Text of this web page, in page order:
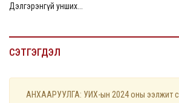
Дэлгэрэнгүй унших...
СЭТГЭГДЭЛ
АНХААРУУЛГА: УИХ-ын 2024 оны ээлжит